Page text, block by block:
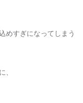
めすぎになってしまう
、